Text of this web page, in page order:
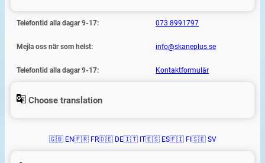
Telefontid alla dagar 9-17: 073 8991797
Mejla oss när som helst: info@skaneplus.se
Telefontid alla dagar 9-17: Kontaktformulär
Choose translation
🇬🇧 EN🇫🇷 FR🇩🇪 DE🇮🇹 IT🇪🇸 ES🇫🇮 FI🇸🇪 SV